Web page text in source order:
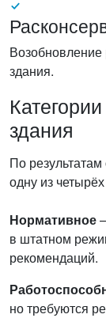
Возобновление
здания.
здания
По
одну из
Нормативное
в штатном
рекомендаций.
но требуются